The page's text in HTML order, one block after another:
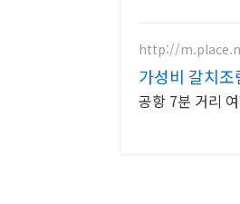
http://
가성비 갈치
공항 7분 거리